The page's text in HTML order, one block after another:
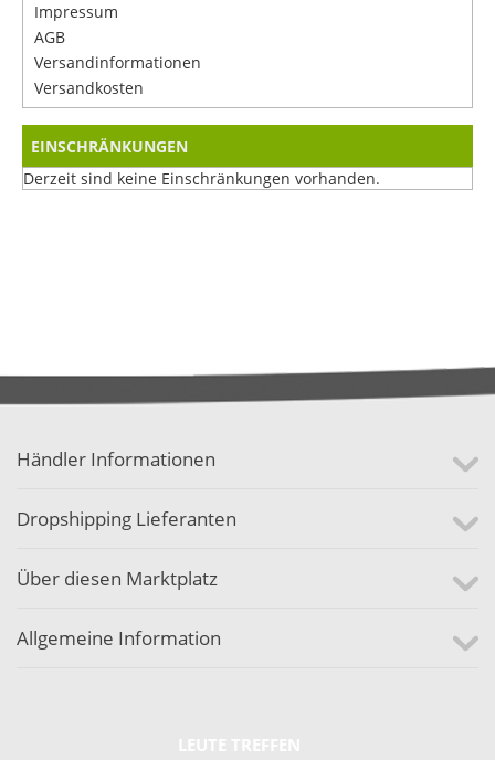
Impressum
AGB
Versandinformationen
Versandkosten
EINSCHRÄNKUNGEN
Derzeit sind keine Einschränkungen vorhanden.
Händler Informationen
Dropshipping Lieferanten
Über diesen Marktplatz
Allgemeine Information